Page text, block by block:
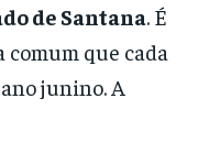
de Santana. É
comum que cada
junino. A